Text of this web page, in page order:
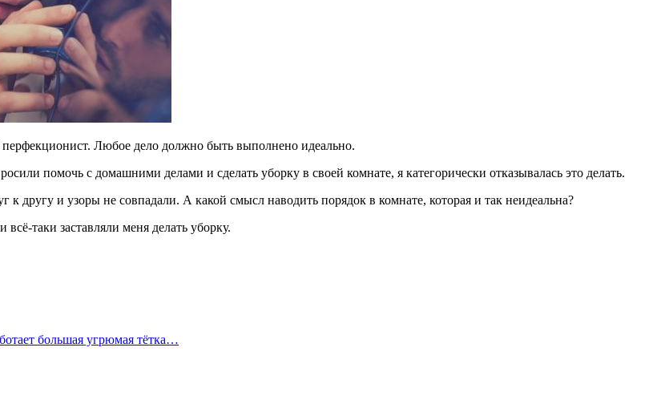
перфекционист. Любое дело должно быть выполнено идеально.
помочь с домашними делами и сделать уборку в своей комнате, я категорически отказывалась это делать.
и узоры не совпадали. А какой смысл наводить порядок в комнате, которая и так неидеальна?
таки заставляли меня делать уборку.
большая угрюмая тётка…